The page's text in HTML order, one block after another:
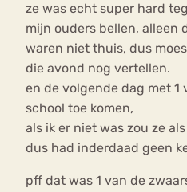
ze was echt super hard
mijn ouders bellen, alleen
waren niet thuis, dus
die avond nog vertellen.
en de volgende dag met 1
school toe komen,
als ik er niet was zou ze
dus had inderdaad geen
pff dat was 1 van de